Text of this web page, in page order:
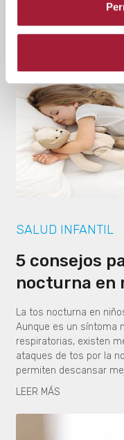
SALUD INFANTIL
5 consejos
nocturna en
La tos nocturna en
Aunque es un síntoma
respiratorias, existen
ataques de tos por la
permiten descansar
LEER MÁS